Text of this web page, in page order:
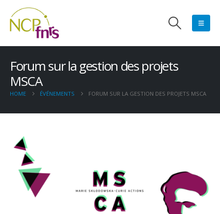
Forum sur la gestion des projets
MSCA
HOME ÉVÉNEMENTS FORUM SUR LA GESTION DES PROJETS MSCA